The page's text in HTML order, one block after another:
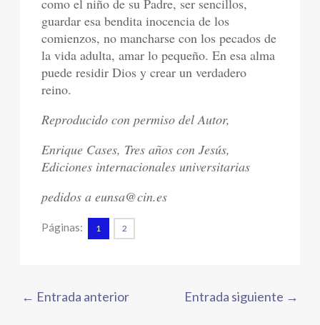
como el niño de su Padre, ser sencillos,
guardar esa bendita inocencia de los
comienzos, no mancharse con los pecados de
la vida adulta, amar lo pequeño. En esa alma
puede residir Dios y crear un verdadero
reino.
Reproducido con permiso del Autor,
Enrique Cases, Tres años con Jesús,
Ediciones internacionales universitarias
pedidos a eunsa@cin.es
Páginas: 1 2
← Entrada anterior Entrada siguiente →